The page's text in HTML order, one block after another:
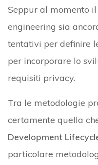
Seppur al momento
engineering sia
tentativi per definire
per incorporare lo
requisiti privacy.
Tra le metodologie
certamente quella
Development
particolare